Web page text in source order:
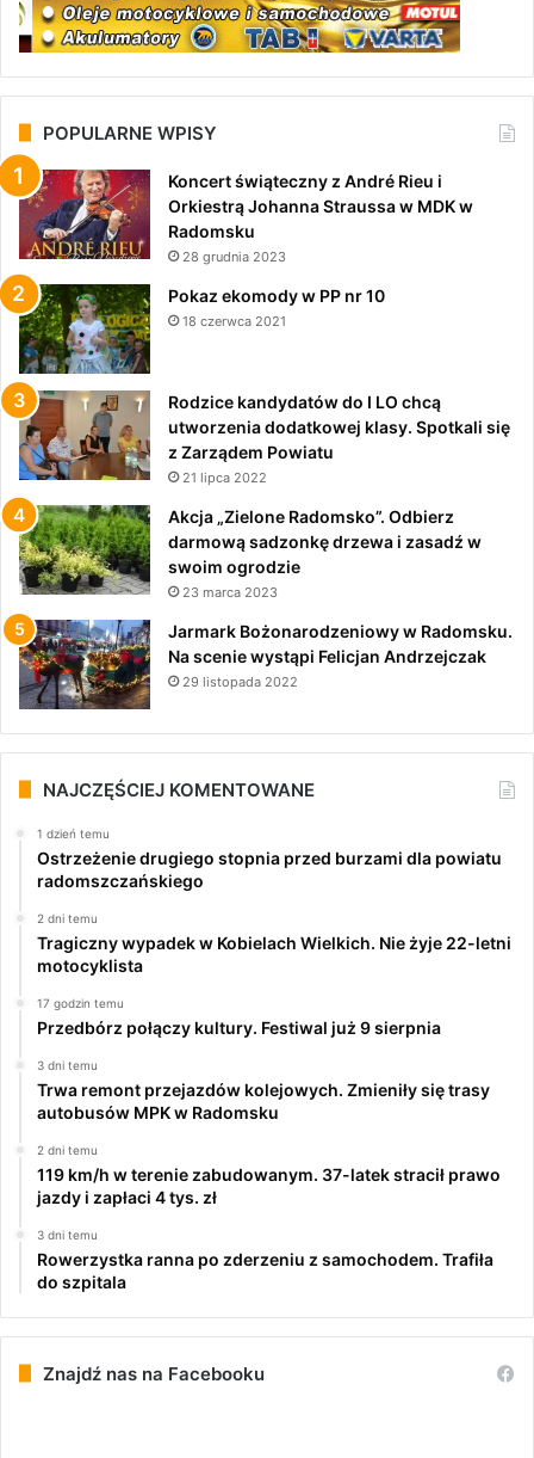
POPULARNE WPISY
Koncert świąteczny z André Rieu i
Orkiestrą Johanna Straussa w MDK w
Radomsku
28 grudnia 2023
Pokaz ekomody w PP nr 10
18 czerwca 2021
Rodzice kandydatów do I LO chcą
utworzenia dodatkowej klasy. Spotkali się
z Zarządem Powiatu
21 lipca 2022
Akcja „Zielone Radomsko”. Odbierz
darmową sadzonkę drzewa i zasadź w
swoim ogrodzie
23 marca 2023
Jarmark Bożonarodzeniowy w Radomsku.
Na scenie wystąpi Felicjan Andrzejczak
29 listopada 2022
NAJCZĘŚCIEJ KOMENTOWANE
1 dzień temu
Ostrzeżenie drugiego stopnia przed burzami dla powiatu
radomszczańskiego
2 dni temu
Tragiczny wypadek w Kobielach Wielkich. Nie żyje 22-letni
motocyklista
17 godzin temu
Przedbórz połączy kultury. Festiwal już 9 sierpnia
3 dni temu
Trwa remont przejazdów kolejowych. Zmieniły się trasy
autobusów MPK w Radomsku
2 dni temu
119 km/h w terenie zabudowanym. 37-latek stracił prawo
jazdy i zapłaci 4 tys. zł
3 dni temu
Rowerzystka ranna po zderzeniu z samochodem. Trafiła
do szpitala
Znajdź nas na Facebooku